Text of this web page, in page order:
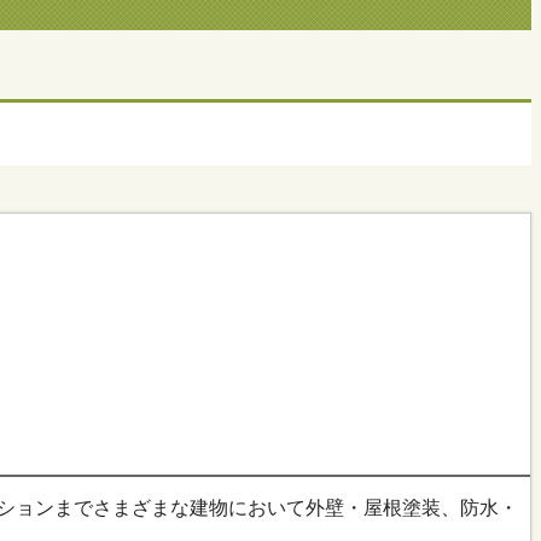
ンまでさまざまな建物において外壁・屋根塗装、防水・